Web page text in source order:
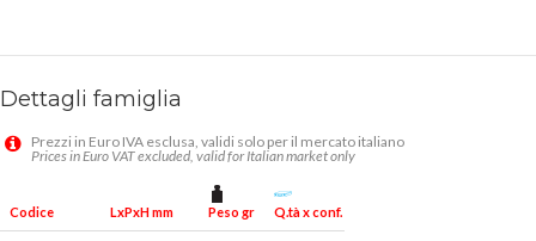
Dettagli famiglia
Prezzi in Euro IVA esclusa, validi solo per il mercato italiano
Prices in Euro VAT excluded, valid for Italian market only
Codice LxPxH mm Peso gr Q.tà x conf.